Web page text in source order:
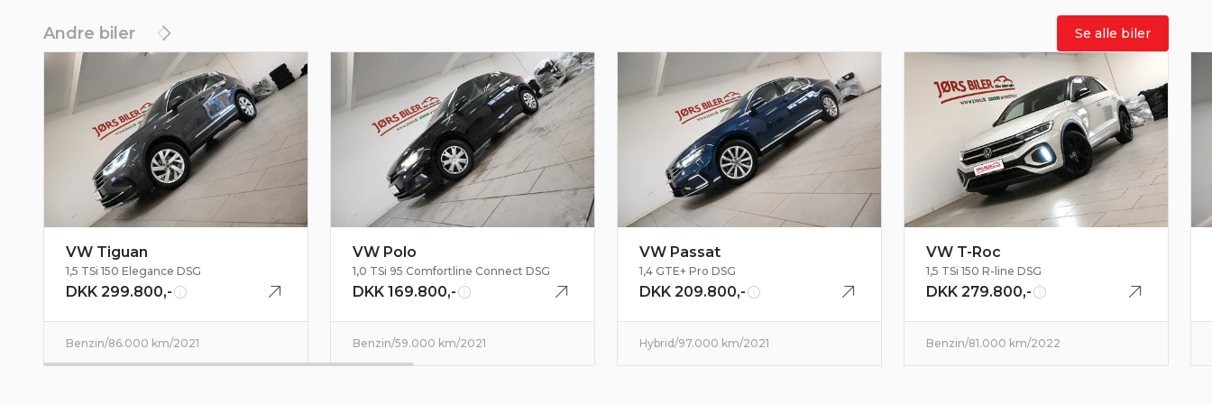
Andre biler Se alle biler
VW Tiguan
1,5 TSi 150 Elegance DSG
DKK 299.800,-
Benzin/86.000 km/2021
VW Polo
1,0 TSi 95 Comfortline Connect DSG
DKK 169.800,-
Benzin/59.000 km/2021
VW Passat
1,4 GTE+ Pro DSG
DKK 209.800,-
Hybrid/97.000 km/2021
VW T-Roc
1,5 TSi 150 R-line DSG
DKK 279.800,-
Benzin/81.000 km/2022